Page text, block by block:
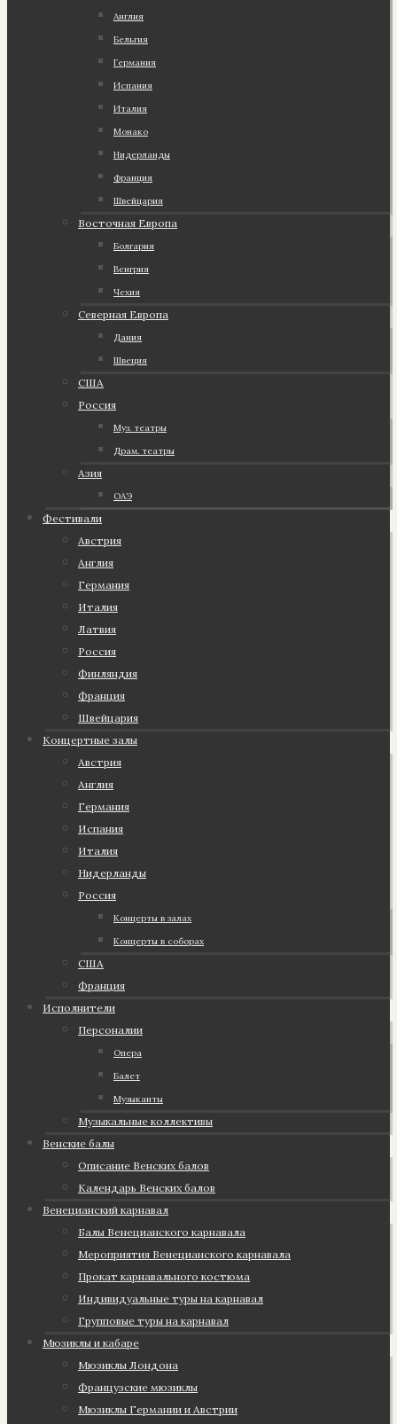
Англия
Бельгия
Германия
Испания
Италия
Монако
Нидерланды
Франция
Швейцария
Восточная Европа
Болгария
Венгрия
Чехия
Северная Европа
Дания
Швеция
США
Россия
Муз. театры
Драм. театры
Азия
ОАЭ
Фестивали
Австрия
Англия
Германия
Италия
Латвия
Россия
Финляндия
Франция
Швейцария
Концертные залы
Австрия
Англия
Германия
Испания
Италия
Нидерланды
Россия
Концерты в залах
Концерты в соборах
США
Франция
Исполнители
Персоналии
Опера
Балет
Музыканты
Музыкальные коллективы
Венские балы
Описание Венских балов
Календарь Венских балов
Венецианский карнавал
Балы Венецианского карнавала
Мероприятия Венецианского карнавала
Прокат карнавального костюма
Индивидуальные туры на карнавал
Групповые туры на карнавал
Мюзиклы и кабаре
Мюзиклы Лондона
Французские мюзиклы
Мюзиклы Германии и Австрии